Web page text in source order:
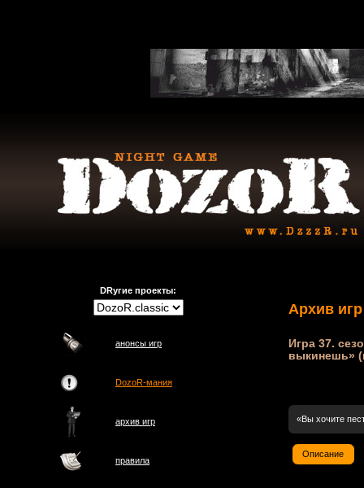
DRугие проекты:
анонсы игр
DozoR-мания
архив игр
правила
Архив игр
Игра 37.
выкинешь»
«Вы хочите
Описание